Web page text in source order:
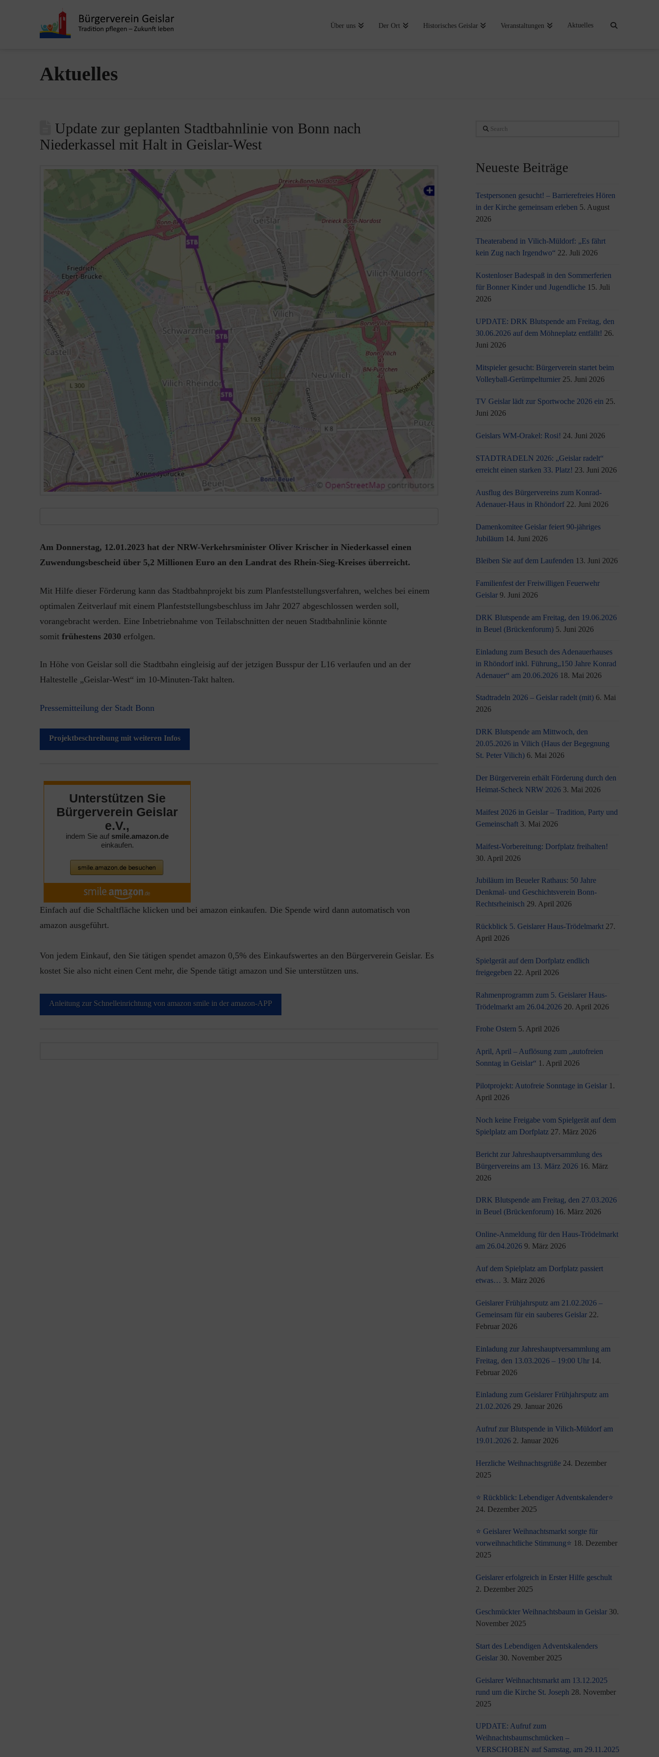
Über uns Der Ort Historisches Geislar Veranstaltungen Aktuelles
Aktuelles
Update zur geplanten Stadtbahnlinie von Bonn nach
Niederkassel mit Halt in Geislar-West
Am Donnerstag, 12.01.2023 hat der NRW-Verkehrsminister Oliver Krischer in Niederkassel einen
Zuwendungsbescheid über 5,2 Millionen Euro an den Landrat des Rhein-Sieg-Kreises überreicht.
Mit Hilfe dieser Förderung kann das Stadtbahnprojekt bis zum Planfeststellungsverfahren, welches bei einem
optimalen Zeitverlauf mit einem Planfeststellungsbeschluss im Jahr 2027 abgeschlossen werden soll,
vorangebracht werden. Eine Inbetriebnahme von Teilabschnitten der neuen Stadtbahnlinie könnte
somit frühestens 2030 erfolgen.
In Höhe von Geislar soll die Stadtbahn eingleisig auf der jetzigen Busspur der L16 verlaufen und an der
Haltestelle „Geislar-West“ im 10-Minuten-Takt halten.
Pressemitteilung der Stadt Bonn
Projektbeschreibung mit weiteren Infos
Einfach auf die Schaltfläche klicken und bei amazon einkaufen. Die Spende wird dann automatisch von
amazon ausgeführt.
Von jedem Einkauf, den Sie tätigen spendet amazon 0,5% des Einkaufswertes an den Bürgerverein Geislar. Es
kostet Sie also nicht einen Cent mehr, die Spende tätigt amazon und Sie unterstützen uns.
Anleitung zur Schnelleinrichtung von amazon smile in der amazon-APP
Search
Neueste Beiträge
Testpersonen gesucht! – Barrierefreies Hören
in der Kirche gemeinsam erleben 5. August
2026
Theaterabend in Vilich-Müldorf: „Es fährt
kein Zug nach Irgendwo“ 22. Juli 2026
Kostenloser Badespaß in den Sommerferien
für Bonner Kinder und Jugendliche 15. Juli
2026
UPDATE: DRK Blutspende am Freitag, den
30.06.2026 auf dem Möhneplatz entfällt! 26.
Juni 2026
Mitspieler gesucht: Bürgerverein startet beim
Volleyball-Gerümpelturnier 25. Juni 2026
TV Geislar lädt zur Sportwoche 2026 ein 25.
Juni 2026
Geislars WM-Orakel: Rosi! 24. Juni 2026
STADTRADELN 2026: „Geislar radelt“
erreicht einen starken 33. Platz! 23. Juni 2026
Ausflug des Bürgervereins zum Konrad-
Adenauer-Haus in Rhöndorf 22. Juni 2026
Damenkomitee Geislar feiert 90-jähriges
Jubiläum 14. Juni 2026
Bleiben Sie auf dem Laufenden 13. Juni 2026
Familienfest der Freiwilligen Feuerwehr
Geislar 9. Juni 2026
DRK Blutspende am Freitag, den 19.06.2026
in Beuel (Brückenforum) 5. Juni 2026
Einladung zum Besuch des Adenauerhauses
in Rhöndorf inkl. Führung„150 Jahre Konrad
Adenauer“ am 20.06.2026 18. Mai 2026
Stadtradeln 2026 – Geislar radelt (mit) 6. Mai
2026
DRK Blutspende am Mittwoch, den
20.05.2026 in Vilich (Haus der Begegnung
St. Peter Vilich) 6. Mai 2026
Der Bürgerverein erhält Förderung durch den
Heimat-Scheck NRW 2026 3. Mai 2026
Maifest 2026 in Geislar – Tradition, Party und
Gemeinschaft 3. Mai 2026
Maifest-Vorbereitung: Dorfplatz freihalten!
30. April 2026
Jubiläum im Beueler Rathaus: 50 Jahre
Denkmal- und Geschichtsverein Bonn-
Rechtsrheinisch 29. April 2026
Rückblick 5. Geislarer Haus-Trödelmarkt 27.
April 2026
Spielgerät auf dem Dorfplatz endlich
freigegeben 22. April 2026
Rahmenprogramm zum 5. Geislarer Haus-
Trödelmarkt am 26.04.2026 20. April 2026
Frohe Ostern 5. April 2026
April, April – Auflösung zum „autofreien
Sonntag in Geislar“ 1. April 2026
Pilotprojekt: Autofreie Sonntage in Geislar 1.
April 2026
Noch keine Freigabe vom Spielgerät auf dem
Spielplatz am Dorfplatz 27. März 2026
Bericht zur Jahreshauptversammlung des
Bürgervereins am 13. März 2026 16. März
2026
DRK Blutspende am Freitag, den 27.03.2026
in Beuel (Brückenforum) 16. März 2026
Online-Anmeldung für den Haus-Trödelmarkt
am 26.04.2026 9. März 2026
Auf dem Spielplatz am Dorfplatz passiert
etwas… 3. März 2026
Geislarer Frühjahrsputz am 21.02.2026 –
Gemeinsam für ein sauberes Geislar 22.
Februar 2026
Einladung zur Jahreshauptversammlung am
Freitag, den 13.03.2026 – 19:00 Uhr 14.
Februar 2026
Einladung zum Geislarer Frühjahrsputz am
21.02.2026 29. Januar 2026
Aufruf zur Blutspende in Vilich-Müldorf am
19.01.2026 2. Januar 2026
Herzliche Weihnachtsgrüße 24. Dezember
2025
⭐ Rückblick: Lebendiger Adventskalender⭐
24. Dezember 2025
⭐ Geislarer Weihnachtsmarkt sorgte für
vorweihnachtliche Stimmung⭐ 18. Dezember
2025
Geislarer erfolgreich in Erster Hilfe geschult
2. Dezember 2025
Geschmückter Weihnachtsbaum in Geislar 30.
November 2025
Start des Lebendigen Adventskalenders
Geislar 30. November 2025
Geislarer Weihnachtsmarkt am 13.12.2025
rund um die Kirche St. Joseph 28. November
2025
UPDATE: Aufruf zum
Weihnachtsbaumschmücken –
VERSCHOBEN auf Samstag, am 29.11.2025